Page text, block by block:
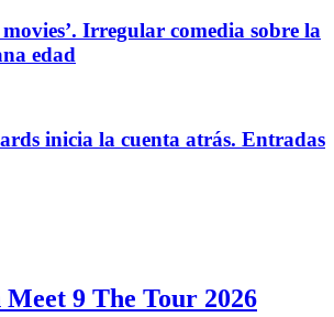
Irregular comedia sobre la
edad
inicia la cuenta atrás. Entradas
9 The Tour 2026